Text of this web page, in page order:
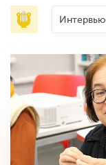
Интервью